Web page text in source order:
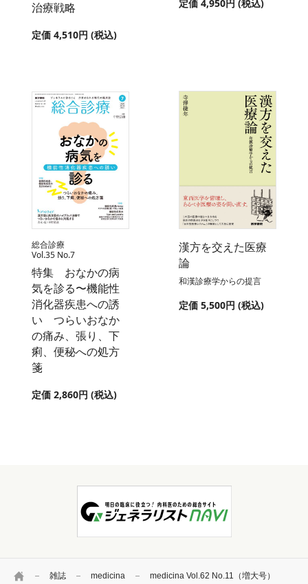
HOME 雑誌 medicina medicina Vol.62 No.11（増大号）
治療戦略
定価 4,510円 (税込)
定価 4,950円 (税込)
総合診療
Vol.35 No.7
特集 おなかの病
気を診る〜機能性
消化器疾患への誘
い つらいおなか
の痛み、張り、下
痢、便秘への処方
箋
定価 2,860円 (税込)
漢方を交えた医療
論
和漢診療学からの提言
定価 5,500円 (税込)